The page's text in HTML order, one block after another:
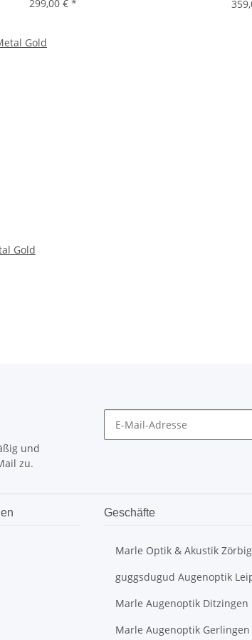
299,00 € *
Gold
und
zu.
Geschäfte
Marle Optik & Akustik Zörbig
guggsdugud Augenoptik
Marle Augenoptik Ditzingen
Marle Augenoptik Gerlingen